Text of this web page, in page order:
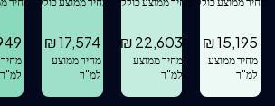
15,195
₪
מחיר ממוצע
למ"ר
22,603
₪
מחיר ממוצע
למ"ר
17,574
₪
מחיר ממוצע
למ"ר
למ"ר